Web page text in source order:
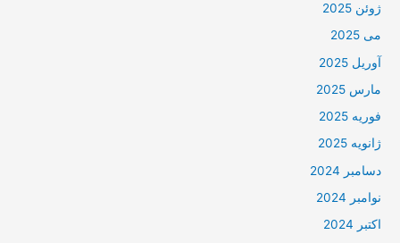
ژوئن 2025
می 2025
آوریل 2025
مارس 2025
فوریه 2025
ژانویه 2025
دسامبر 2024
نوامبر 2024
اکتبر 2024